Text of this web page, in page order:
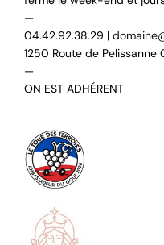
—
04.42.92.38.29 |
1250 Route de Pelissanne
—
ON EST ADHÉRENT